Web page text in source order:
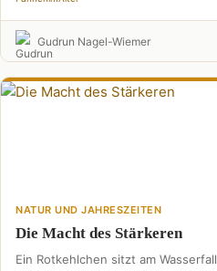
Gudrun Nagel-Wiemer
NATUR UND JAHRESZEITEN
Die Macht des Stärkeren
Ein Rotkehlchen sitzt am